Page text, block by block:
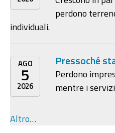
perdono
individuali.
AGO
5
2026
Pressoché
Perdono
mentre i
Altro…